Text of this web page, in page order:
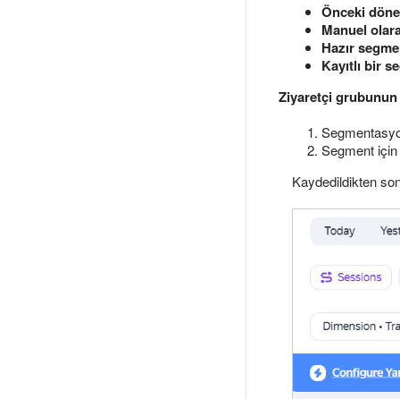
Önceki
Manuel
Hazır
Kayıtlı bir
Ziyaretçi
Segment
Kaydedildikten